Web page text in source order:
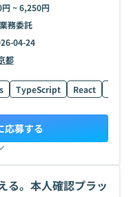
~ 6,250円
業務委託
04-24
都
TypeScript React
応募する
る。本人確認プラッ